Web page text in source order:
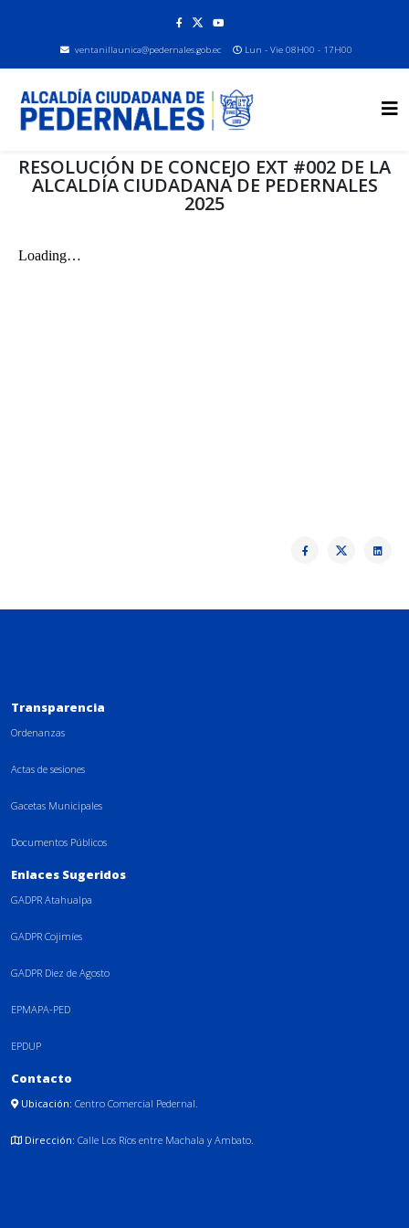
ventanillaunica@pedernales.gob.ec Lun - Vie 08H00 - 17H00
RESOLUCIÓN DE CONCEJO EXT #002 DE LA
ALCALDÍA CIUDADANA DE PEDERNALES
2025
Transparencia
Ordenanzas
Actas de sesiones
Gacetas Municipales
Documentos Públicos
Enlaces Sugeridos
GADPR Atahualpa
GADPR Cojimíes
GADPR Diez de Agosto
EPMAPA-PED
EPDUP
Contacto
Ubicación: Centro Comercial Pedernal.
Dirección: Calle Los Ríos entre Machala y Ambato.